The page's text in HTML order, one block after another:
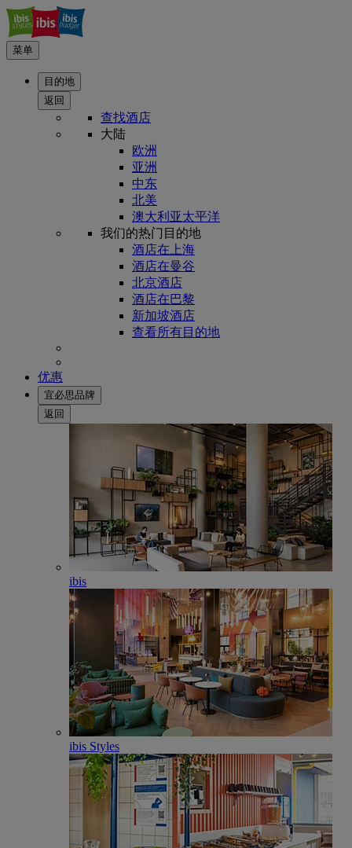
菜单
目的地
返回
查找酒店
大陆
欧洲
亚洲
中东
北美
澳大利亚太平洋
我们的热门目的地
酒店在上海
酒店在曼谷
北京酒店
酒店在巴黎
新加坡酒店
查看所有目的地
优惠
宜必思品牌
返回
ibis
ibis Styles